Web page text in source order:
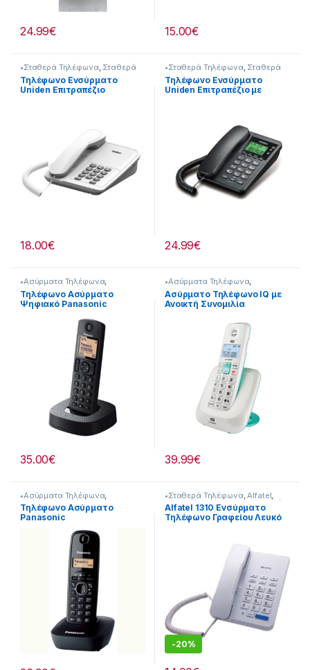
24.99€ 15.00€
•Σταθερά Τηλέφωνα, Σταθερά
Τηλέφωνα Τηλεφωνία
Τηλέφωνο Ενσύρματο
Uniden Επιτραπέζιο
18.00€
•Σταθερά Τηλέφωνα, Σταθερά
Τηλέφωνα Τηλεφωνία
Τηλέφωνο Ενσύρματο
Uniden Επιτραπέζιο με
24.99€
•Ασύρματα Τηλέφωνα,
Ασύρματα Τηλέφωνα
Τηλεφωνία
Τηλέφωνο Ασύρματο
Ψηφιακό Panasonic
35.00€
•Ασύρματα Τηλέφωνα,
Ασύρματα Τηλέφωνα
Τηλεφωνία
Ασύρματο Τηλέφωνο IQ με
Ανοικτή Συνομιλία
39.99€
•Ασύρματα Τηλέφωνα,
Ασύρματα Τηλέφωνα
Τηλεφωνία
Τηλέφωνο Ασύρματο
Panasonic
[221167056]
•Σταθερά Τηλέφωνα, Alfatel
Σταθερά Τηλέφωνα ,Τηλεφωνία
Alfatel 1310 Ενσύρματο
Τηλέφωνο Γραφείου Λευκό
-20%